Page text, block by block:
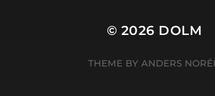
© 2026 DOLM
THEME BY ANDERS